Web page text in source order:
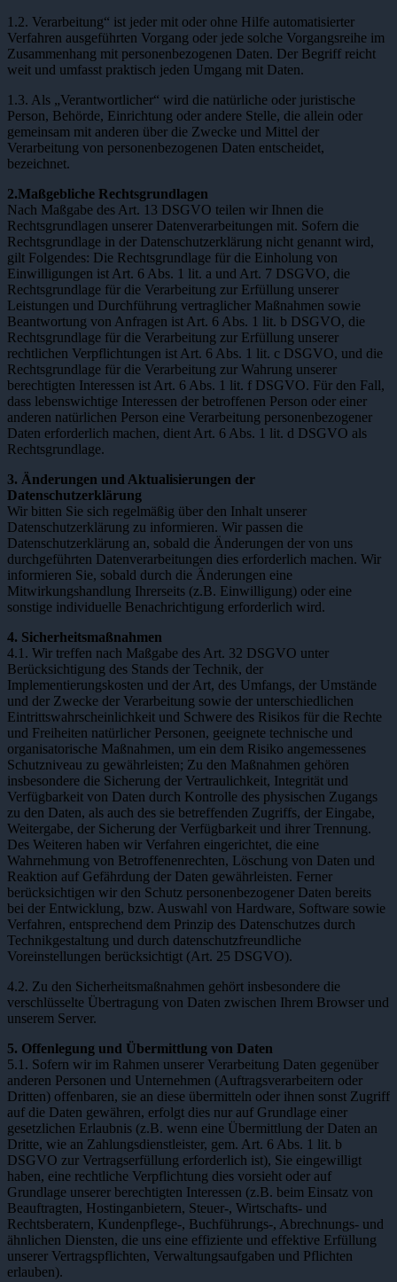
1.2. Verarbeitung“ ist jeder mit oder ohne Hilfe automatisierter
Verfahren ausgeführten Vorgang oder jede solche Vorgangsreihe im
Zusammenhang mit personenbezogenen Daten. Der Begriff reicht
weit und umfasst praktisch jeden Umgang mit Daten.
1.3. Als „Verantwortlicher“ wird die natürliche oder juristische
Person, Behörde, Einrichtung oder andere Stelle, die allein oder
gemeinsam mit anderen über die Zwecke und Mittel der
Verarbeitung von personenbezogenen Daten entscheidet,
bezeichnet.
2.Maßgebliche Rechtsgrundlagen
Nach Maßgabe des Art. 13 DSGVO teilen wir Ihnen die
Rechtsgrundlagen unserer Datenverarbeitungen mit. Sofern die
Rechtsgrundlage in der Datenschutzerklärung nicht genannt wird,
gilt Folgendes: Die Rechtsgrundlage für die Einholung von
Einwilligungen ist Art. 6 Abs. 1 lit. a und Art. 7 DSGVO, die
Rechtsgrundlage für die Verarbeitung zur Erfüllung unserer
Leistungen und Durchführung vertraglicher Maßnahmen sowie
Beantwortung von Anfragen ist Art. 6 Abs. 1 lit. b DSGVO, die
Rechtsgrundlage für die Verarbeitung zur Erfüllung unserer
rechtlichen Verpflichtungen ist Art. 6 Abs. 1 lit. c DSGVO, und die
Rechtsgrundlage für die Verarbeitung zur Wahrung unserer
berechtigten Interessen ist Art. 6 Abs. 1 lit. f DSGVO. Für den Fall,
dass lebenswichtige Interessen der betroffenen Person oder einer
anderen natürlichen Person eine Verarbeitung personenbezogener
Daten erforderlich machen, dient Art. 6 Abs. 1 lit. d DSGVO als
Rechtsgrundlage.
3. Änderungen und Aktualisierungen der
Datenschutzerklärung
Wir bitten Sie sich regelmäßig über den Inhalt unserer
Datenschutzerklärung zu informieren. Wir passen die
Datenschutzerklärung an, sobald die Änderungen der von uns
durchgeführten Datenverarbeitungen dies erforderlich machen. Wir
informieren Sie, sobald durch die Änderungen eine
Mitwirkungshandlung Ihrerseits (z.B. Einwilligung) oder eine
sonstige individuelle Benachrichtigung erforderlich wird.
4. Sicherheitsmaßnahmen
4.1. Wir treffen nach Maßgabe des Art. 32 DSGVO unter
Berücksichtigung des Stands der Technik, der
Implementierungskosten und der Art, des Umfangs, der Umstände
und der Zwecke der Verarbeitung sowie der unterschiedlichen
Eintrittswahrscheinlichkeit und Schwere des Risikos für die Rechte
und Freiheiten natürlicher Personen, geeignete technische und
organisatorische Maßnahmen, um ein dem Risiko angemessenes
Schutzniveau zu gewährleisten; Zu den Maßnahmen gehören
insbesondere die Sicherung der Vertraulichkeit, Integrität und
Verfügbarkeit von Daten durch Kontrolle des physischen Zugangs
zu den Daten, als auch des sie betreffenden Zugriffs, der Eingabe,
Weitergabe, der Sicherung der Verfügbarkeit und ihrer Trennung.
Des Weiteren haben wir Verfahren eingerichtet, die eine
Wahrnehmung von Betroffenenrechten, Löschung von Daten und
Reaktion auf Gefährdung der Daten gewährleisten. Ferner
berücksichtigen wir den Schutz personenbezogener Daten bereits
bei der Entwicklung, bzw. Auswahl von Hardware, Software sowie
Verfahren, entsprechend dem Prinzip des Datenschutzes durch
Technikgestaltung und durch datenschutzfreundliche
Voreinstellungen berücksichtigt (Art. 25 DSGVO).
4.2. Zu den Sicherheitsmaßnahmen gehört insbesondere die
verschlüsselte Übertragung von Daten zwischen Ihrem Browser und
unserem Server.
5. Offenlegung und Übermittlung von Daten
5.1. Sofern wir im Rahmen unserer Verarbeitung Daten gegenüber
anderen Personen und Unternehmen (Auftragsverarbeitern oder
Dritten) offenbaren, sie an diese übermitteln oder ihnen sonst Zugriff
auf die Daten gewähren, erfolgt dies nur auf Grundlage einer
gesetzlichen Erlaubnis (z.B. wenn eine Übermittlung der Daten an
Dritte, wie an Zahlungsdienstleister, gem. Art. 6 Abs. 1 lit. b
DSGVO zur Vertragserfüllung erforderlich ist), Sie eingewilligt
haben, eine rechtliche Verpflichtung dies vorsieht oder auf
Grundlage unserer berechtigten Interessen (z.B. beim Einsatz von
Beauftragten, Hostinganbietern, Steuer-, Wirtschafts- und
Rechtsberatern, Kundenpflege-, Buchführungs-, Abrechnungs- und
ähnlichen Diensten, die uns eine effiziente und effektive Erfüllung
unserer Vertragspflichten, Verwaltungsaufgaben und Pflichten
erlauben).